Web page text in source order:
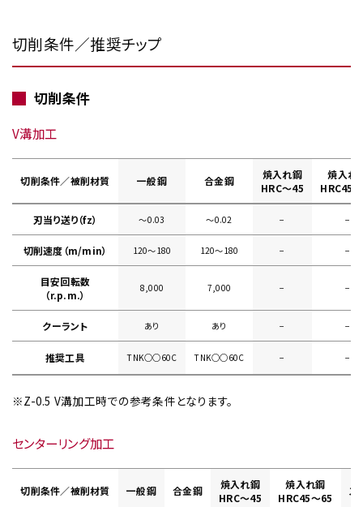
切削条件／推奨チップ
切削条件
V溝加工
切削条件／被削材質 一般鋼 合金鋼
焼入れ鋼
HRC～45
焼入れ
HRC45
刃当り送り（fz） ～0.03 ～0.02 − −
切削速度（m/min） 120～180 120～180 − −
目安回転数
（r.p.m.）
8,000 7,000 − −
クーラント あり あり − −
推奨工具 TNK○○60C TNK○○60C − −
※Z-0.5 V溝加工時での参考条件となります。
センターリング加工
切削条件／被削材質 一般鋼 合金鋼
焼入れ鋼
HRC～45
焼入れ鋼
HRC45～65
ス